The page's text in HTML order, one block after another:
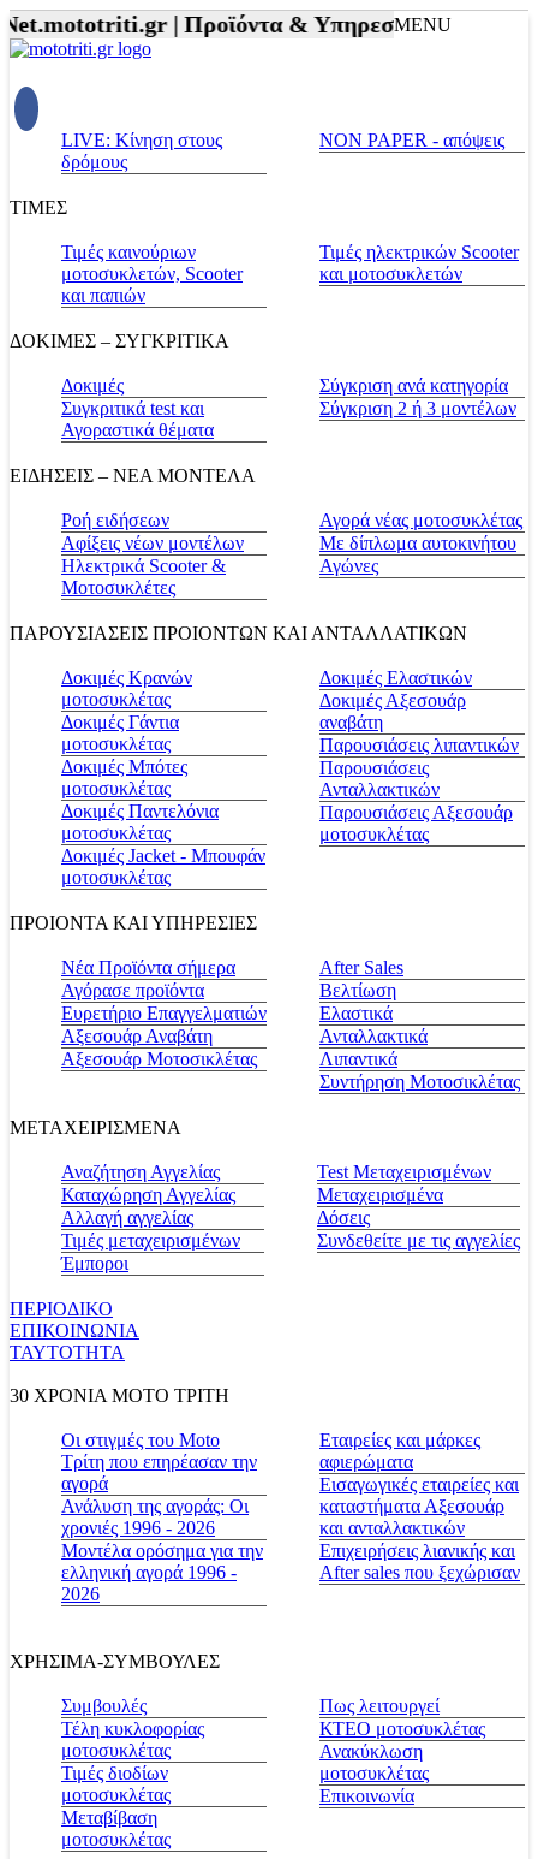
| Προϊόντα & Υπηρεσίες |Αξεσουάρ
MENU
LIVE: Κίνηση στους
δρόμους
NON PAPER - απόψεις
ΤΙΜΕΣ
Τιμές καινούριων
μοτοσυκλετών, Scooter
και παπιών
Τιμές ηλεκτρικών Scooter
και μοτοσυκλετών
ΔΟΚΙΜΕΣ – ΣΥΓΚΡΙΤΙΚΑ
Δοκιμές
Συγκριτικά test και
Αγοραστικά θέματα
Σύγκριση ανά κατηγορία
Σύγκριση 2 ή 3 μοντέλων
ΕΙΔΗΣΕΙΣ – ΝΕΑ ΜΟΝΤΕΛΑ
Ροή ειδήσεων
Αφίξεις νέων μοντέλων
Ηλεκτρικά Scooter &
Μοτοσυκλέτες
Αγορά νέας μοτοσυκλέτας
Με δίπλωμα αυτοκινήτου
Αγώνες
ΠΑΡΟΥΣΙΑΣΕΙΣ ΠΡΟΙΟΝΤΩΝ ΚΑΙ ΑΝΤΑΛΛΑΤΙΚΩΝ
Δοκιμές Κρανών
μοτοσυκλέτας
Δοκιμές Γάντια
μοτοσυκλέτας
Δοκιμές Μπότες
μοτοσυκλέτας
Δοκιμές Παντελόνια
μοτοσυκλέτας
Δοκιμές Jacket - Μπουφάν
μοτοσυκλέτας
Δοκιμές Ελαστικών
Δοκιμές Αξεσουάρ
αναβάτη
Παρουσιάσεις λιπαντικών
Παρουσιάσεις
Ανταλλακτικών
Παρουσιάσεις Αξεσουάρ
μοτοσυκλέτας
ΠΡΟΙΟΝΤΑ ΚΑΙ ΥΠΗΡΕΣΙΕΣ
Νέα Προϊόντα σήμερα
Αγόρασε προϊόντα
Ευρετήριο Επαγγελματιών
Αξεσουάρ Αναβάτη
Αξεσουάρ Μοτοσικλέτας
Αfter Sales
Βελτίωση
Ελαστικά
Ανταλλακτικά
Λιπαντικά
Συντήρηση Μοτοσικλέτας
ΜΕΤΑΧΕΙΡΙΣΜΕΝΑ
Αναζήτηση Αγγελίας
Καταχώρηση Αγγελίας
Αλλαγή αγγελίας
Τιμές μεταχειρισμένων
Έμποροι
Test Μεταχειρισμένων
Μεταχειρισμένα
Δόσεις
Συνδεθείτε με τις αγγελίες
ΠΕΡΙΟΔΙΚΟ
ΕΠΙΚΟΙΝΩΝΙΑ
ΤΑΥΤΟΤΗΤΑ
30 ΧΡΟΝΙΑ MOTO ΤΡΙΤΗ
Οι στιγμές του Moto
Τρίτη που επηρέασαν την
αγορά
Ανάλυση της αγοράς: Οι
χρονιές 1996 - 2026
Μοντέλα ορόσημα για την
ελληνική αγορά 1996 -
2026
Εταιρείες και μάρκες
αφιερώματα
Εισαγωγικές εταιρείες και
καταστήματα Αξεσουάρ
και ανταλλακτικών
Επιχειρήσεις λιανικής και
After sales που ξεχώρισαν
ΧΡΗΣΙΜΑ-ΣΥΜΒΟΥΛΕΣ
Συμβουλές
Τέλη κυκλοφορίας
μοτοσυκλέτας
Τιμές διοδίων
μοτοσυκλέτας
Μεταβίβαση
μοτοσυκλέτας
Πως λειτουργεί
ΚΤΕΟ μοτοσυκλέτας
Ανακύκλωση
μοτοσυκλέτας
Επικοινωνία